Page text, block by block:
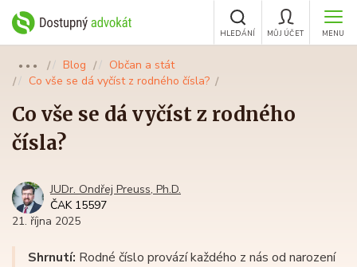
MENU
MŮJ ÚČET
HLEDÁNÍ
●●● Blog
Občan a stát
Co vše se dá vyčíst z rodného čísla?
Co vše se dá vyčíst z rodného
čísla?
JUDr. Ondřej Preuss, Ph.D.
ČAK 15597
21. října 2025
Shrnutí: Rodné číslo provází každého z nás od narození